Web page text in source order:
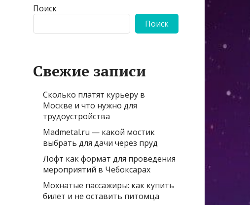
Поиск
Поиск
Свежие записи
Сколько платят курьеру в
Москве и что нужно для
трудоустройства
Madmetal.ru — какой мостик
выбрать для дачи через пруд
Лофт как формат для проведения
мероприятий в Чебоксарах
Мохнатые пассажиры: как купить
билет и не оставить питомца